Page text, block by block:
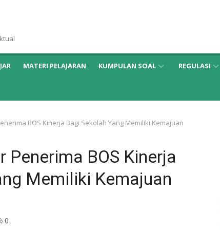
MATERI PELAJARAN KUMPULAN SOAL REGULASI
BOS Kinerja Bagi Sekolah Yang Memiliki Kemajuan
BOS Kinerja
Memiliki Kemajuan
0